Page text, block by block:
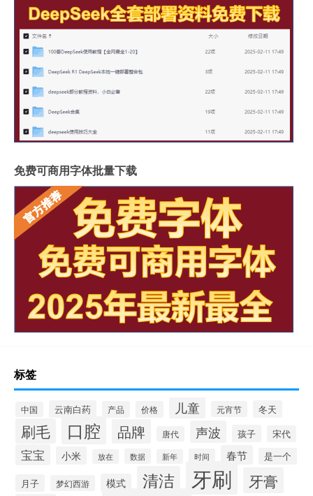
免费可商用字体批量下载
标签
中国 云南白药 产品 价格 儿童 元宵节 冬天
刷毛 口腔 品牌 唐代 声波 孩子 宋代
宝宝 小米 放在 数据 新年 时间 春节 是一个
月子 梦幻西游 模式 清洁 牙刷 牙膏